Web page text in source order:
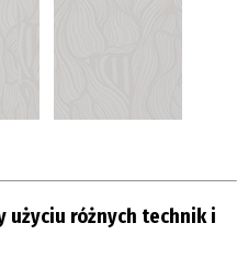
użyciu różnych technik i